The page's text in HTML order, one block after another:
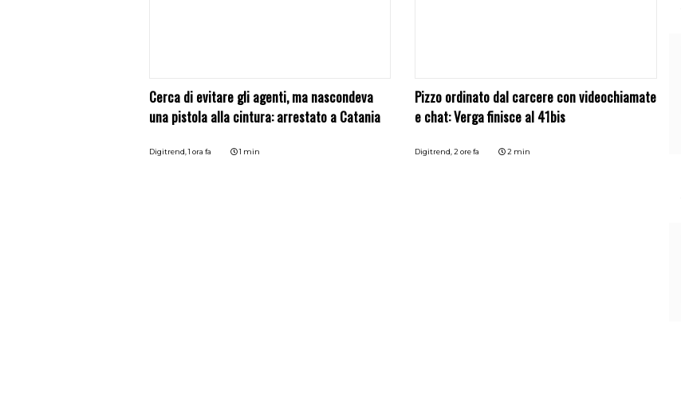
Cerca di evitare gli agenti, ma nascondeva
una pistola alla cintura: arrestato a Catania
Digitrend,1 ora fa 1 min
Pizzo ordinato dal carcere con videochiamate
e chat: Verga finisce al 41bis
Digitrend,2 ore fa 2 min